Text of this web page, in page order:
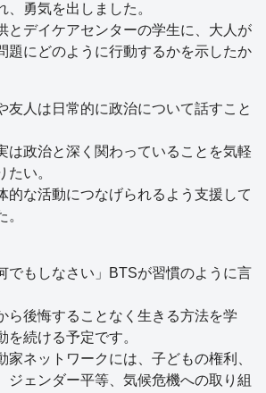
、勇気を出しました。
とデイケアセンターの学生に、大人が
題にどのように行動するかを示したか
友人は日常的に政治について話すこと
は政治と深く関わっていることを気軽
たい。
的な活動につなげられるよう支援して
でもしなさい」BTSが習慣のように言
ら後悔することなく生きる方法を学
を続ける予定です。
家ネットワークには、子どもの権利、
ジェンダー平等、気候危機への取り組